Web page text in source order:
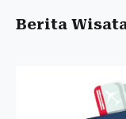
Berita